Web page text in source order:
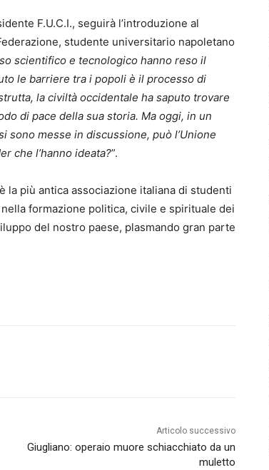
F.U.C.I., seguirà l’introduzione al
studente universitario napoletano
scientifico e tecnologico hanno reso il
le barriere tra i popoli è il processo di
la civiltà occidentale ha saputo trovare
di pace della sua storia. Ma oggi, in un
messe in discussione, può l’Unione
che l’hanno ideata?”.
la più antica associazione italiana di studenti
formazione politica, civile e spirituale dei
del nostro paese, plasmando gran parte
Articolo successivo
Giugliano: operaio muore schiacchiato da un
muletto